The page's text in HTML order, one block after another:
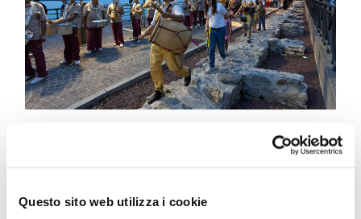
Questo sito web utilizza i cookie